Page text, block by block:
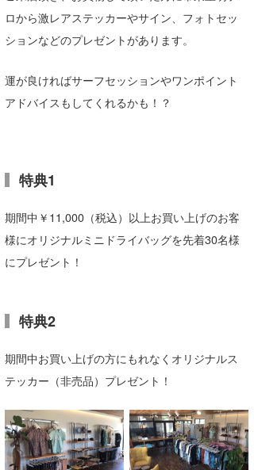
ロから激レアステッカーやサイン、フォトセッ
ションなどのプレゼントがあります。
運が良ければサーフセッションやワンポイント
アドバイスもしてくれるかも！？
特典1
期間中￥11,000（税込）以上お買い上げのお客
様にオリジナルミニドライバッグを先着30名様
にプレゼント！
特典2
期間中お買い上げの方にもれなくオリジナルス
テッカー（非売品）プレゼント！